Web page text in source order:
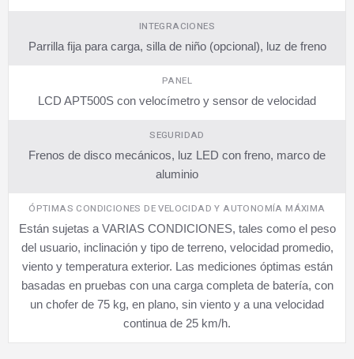
INTEGRACIONES
Parrilla fija para carga, silla de niño (opcional), luz de freno
PANEL
LCD APT500S con velocímetro y sensor de velocidad
SEGURIDAD
Frenos de disco mecánicos, luz LED con freno, marco de
aluminio
ÓPTIMAS CONDICIONES DE VELOCIDAD Y AUTONOMÍA MÁXIMA
Están sujetas a VARIAS CONDICIONES, tales como el peso
del usuario, inclinación y tipo de terreno, velocidad promedio,
viento y temperatura exterior. Las mediciones óptimas están
basadas en pruebas con una carga completa de batería, con
un chofer de 75 kg, en plano, sin viento y a una velocidad
continua de 25 km/h.